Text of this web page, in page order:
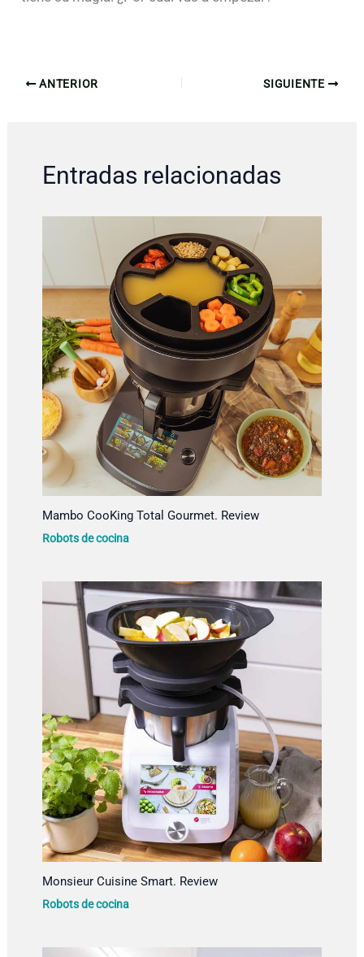
ANTERIOR SIGUIENTE
Entradas relacionadas
Mambo CooKing Total Gourmet. Review
Robots de cocina
Monsieur Cuisine Smart. Review
Robots de cocina